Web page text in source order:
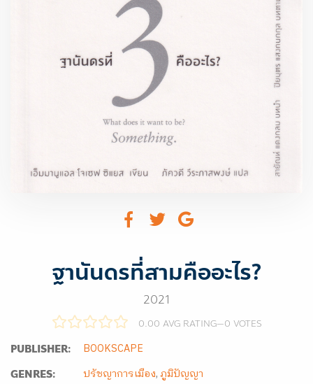
ฐานันดรที่สามคืออะไร?
2021
0.00 AVG RATING—0 VOTES
PUBLISHER: BOOKSCAPE
GENRES: ปรัชญาการเมือง,ภูมิปัญญา